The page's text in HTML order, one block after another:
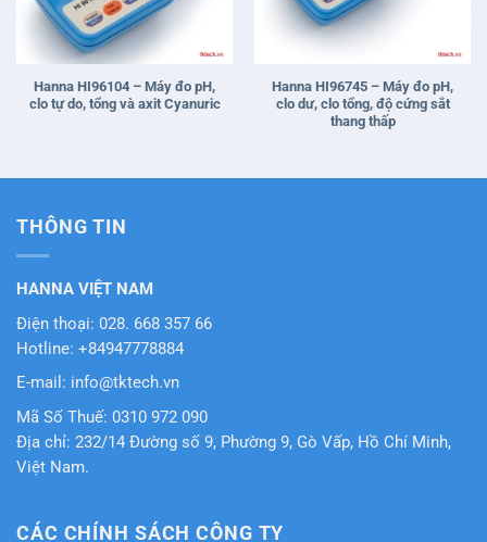
Hanna HI96104 – Máy đo pH,
clo tự do, tổng và axit Cyanuric
Hanna HI96745 – Máy đo pH,
clo dư, clo tổng, độ cứng sắt
thang thấp
THÔNG TIN
HANNA VIỆT NAM
Điện thoại: 028. 668 357 66
Hotline: +84947778884
E-mail: info@tktech.vn
Mã Số Thuế: 0310 972 090
Địa chỉ: 232/14 Đường số 9, Phường 9, Gò Vấp, Hồ Chí Minh,
Việt Nam.
CÁC CHÍNH SÁCH CÔNG TY